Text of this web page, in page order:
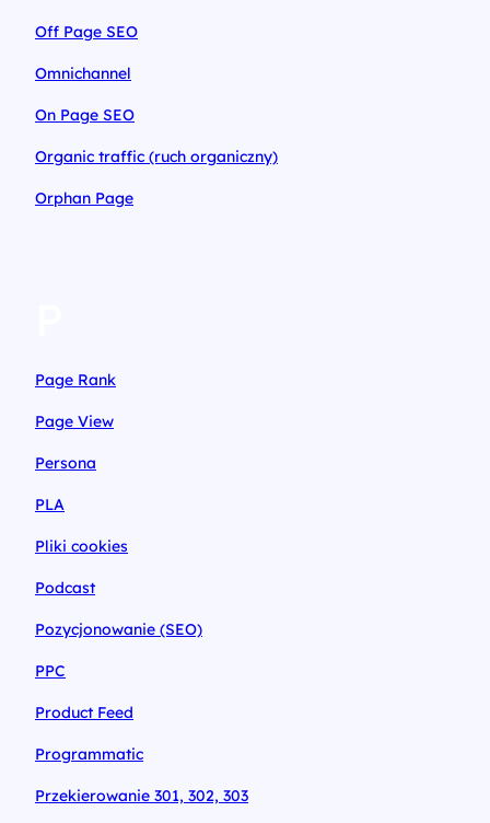
Off Page SEO
Omnichannel
On Page SEO
Organic traffic (ruch organiczny)
Orphan Page
Page Rank
Page View
Persona
PLA
Pliki cookies
Podcast
Pozycjonowanie (SEO)
PPC
Product Feed
Programmatic
Przekierowanie 301, 302, 303